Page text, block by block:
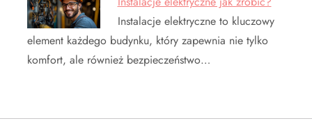
Instalacje elektryczne to kluczowy
element każdego budynku, który zapewnia nie tylko
komfort, ale również bezpieczeństwo…